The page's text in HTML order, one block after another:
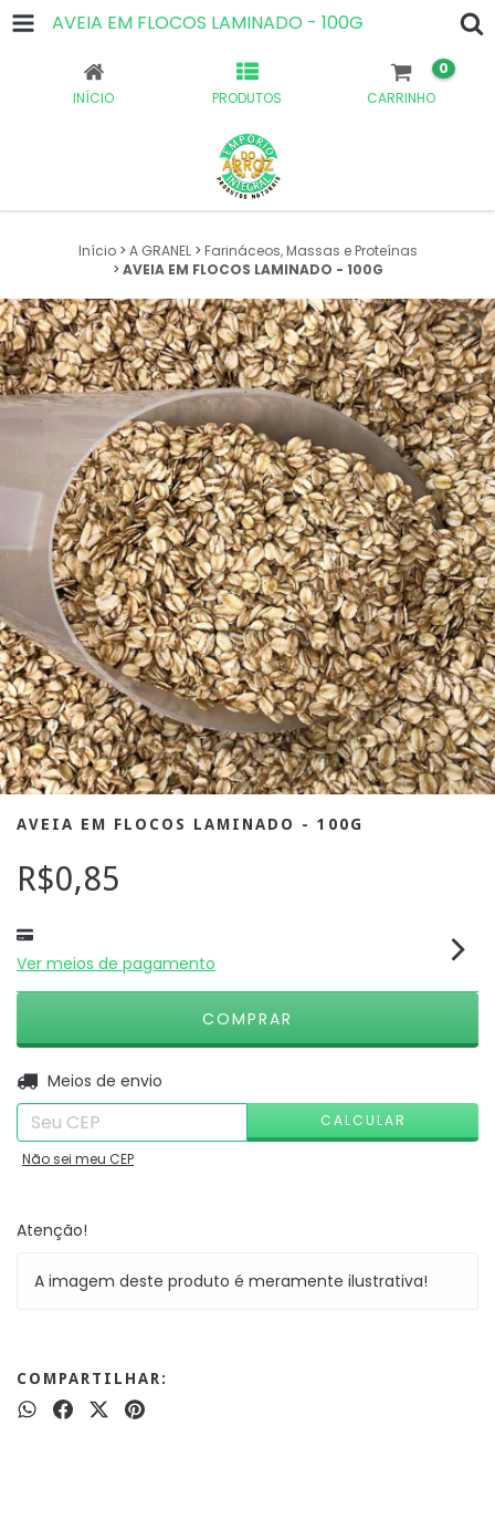
AVEIA EM FLOCOS LAMINADO - 100G
INÍCIO PRODUTOS CARRINHO
0
Início > A GRANEL > Farináceos, Massas e Proteínas
> AVEIA EM FLOCOS LAMINADO - 100G
AVEIA EM FLOCOS LAMINADO - 100G
R$0,85
Ver meios de pagamento
Entregas para o CEP:
Meios de envio
CALCULAR
Não sei meu CEP
Atenção!
A imagem deste produto é meramente ilustrativa!
COMPARTILHAR: